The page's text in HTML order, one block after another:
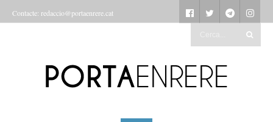
Contacte: redaccio@portaenrere.cat